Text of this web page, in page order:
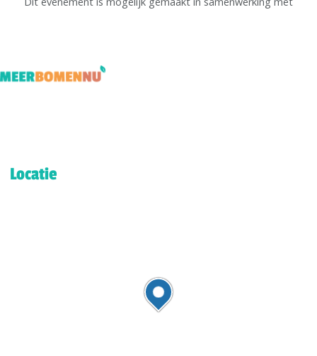
Locatie